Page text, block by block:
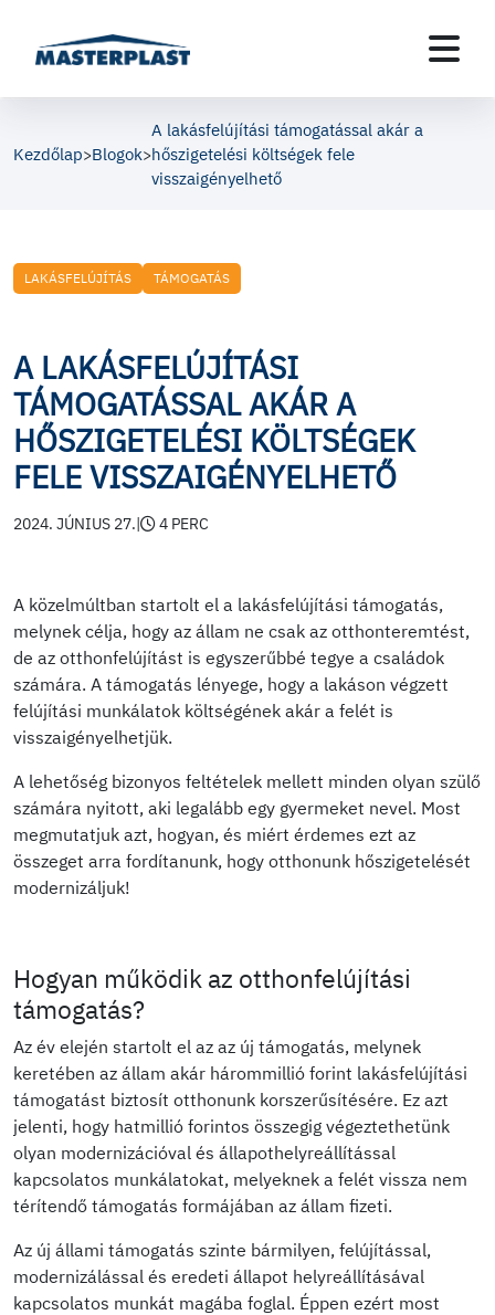
Kezdőlap>Blogok>
A lakásfelújítási támogatással akár a
hőszigetelési költségek fele
visszaigényelhető
LAKÁSFELÚJÍTÁS TÁMOGATÁS
A LAKÁSFELÚJÍTÁSI
TÁMOGATÁSSAL AKÁR A
HŐSZIGETELÉSI KÖLTSÉGEK
FELE VISSZAIGÉNYELHETŐ
2024. JÚNIUS 27.| 4 PERC
A közelmúltban startolt el a lakásfelújítási támogatás,
melynek célja, hogy az állam ne csak az otthonteremtést,
de az otthonfelújítást is egyszerűbbé tegye a családok
számára. A támogatás lényege, hogy a lakáson végzett
felújítási munkálatok költségének akár a felét is
visszaigényelhetjük.
A lehetőség bizonyos feltételek mellett minden olyan szülő
számára nyitott, aki legalább egy gyermeket nevel. Most
megmutatjuk azt, hogyan, és miért érdemes ezt az
összeget arra fordítanunk, hogy otthonunk hőszigetelését
modernizáljuk!
Hogyan működik az otthonfelújítási
támogatás?
Az év elején startolt el az az új támogatás, melynek
keretében az állam akár hárommillió forint lakásfelújítási
támogatást biztosít otthonunk korszerűsítésére. Ez azt
jelenti, hogy hatmillió forintos összegig végeztethetünk
olyan modernizációval és állapothelyreállítással
kapcsolatos munkálatokat, melyeknek a felét vissza nem
térítendő támogatás formájában az állam fizeti.
Az új állami támogatás szinte bármilyen, felújítással,
modernizálással és eredeti állapot helyreállításával
kapcsolatos munkát magába foglal. Éppen ezért most